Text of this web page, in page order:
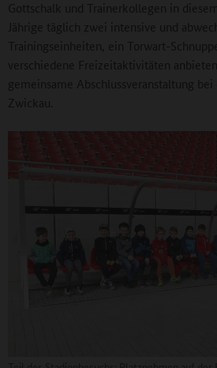
Gottschalk und Trainerkollegen in
Jährige täglich zwei intensive und
Trainingseinheiten, ein Torwart-
verschiedene Freizeitaktivitäten
gemeinsame Abschlussveranstaltung
Zwickau.